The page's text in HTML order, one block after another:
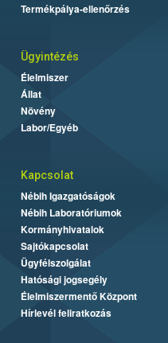
Termékpálya-ellenőrzés
Ügyintézés
Élelmiszer
Állat
Növény
Labor/Egyéb
Kapcsolat
Nébih Igazgatóságok
Nébih Laboratóriumok
Kormányhivatalok
Sajtókapcsolat
Ügyfélszolgálat
Hatósági jogsegély
Élelmiszermentő Központ
Hírlevél feliratkozás